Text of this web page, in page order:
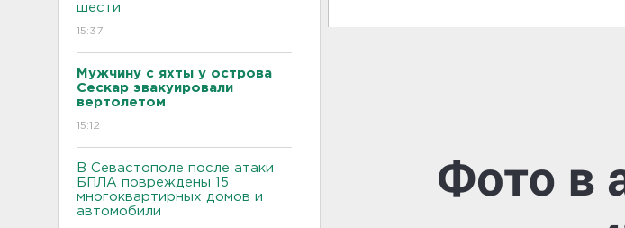
шести
15:37
Мужчину с яхты у острова
Сескар эвакуировали
вертолетом
15:12
В Севастополе после атаки
БПЛА повреждены 15
многоквартирных домов и
автомобили